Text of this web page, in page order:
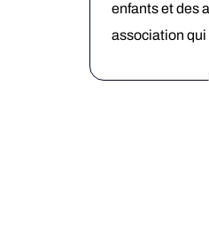
enfants et des
association qui
si peu de
10 000 enfants